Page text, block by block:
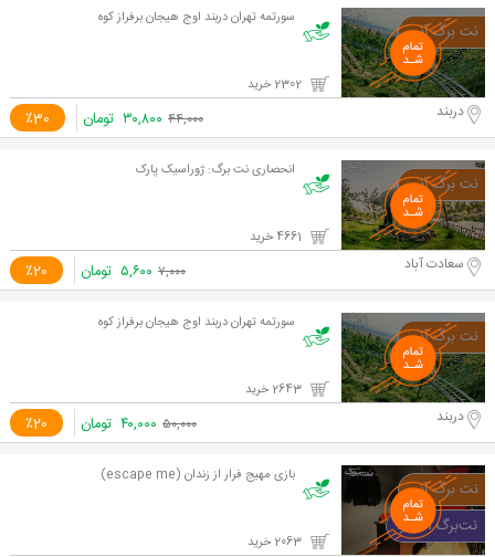
سورتمه تهران دربند اوج هیجان برفراز کوه
٪30 دربند ۴۴,۰۰۰ ۳۰,۸۰۰ تومان
انحصاری نت برگ: ژوراسیک پارک
٪20 سعادت آباد ۷,۰۰۰ ۵,۶۰۰ تومان
سورتمه تهران دربند اوج هیجان برفراز کوه
٪20 دربند ۵۰,۰۰۰ ۴۰,۰۰۰ تومان
بازی مهیج فرار از زندان (escape me)